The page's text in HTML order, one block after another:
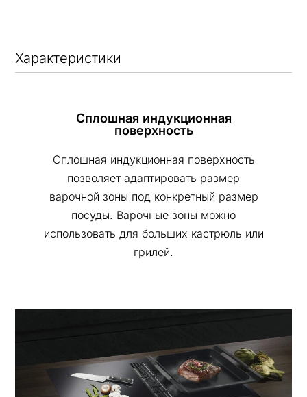
Характеристики
Сплошная индукционная
поверхность
Сплошная индукционная поверхность
позволяет адаптировать размер
варочной зоны под конкретный размер
посуды. Варочные зоны можно
использовать для больших кастрюль или
грилей.